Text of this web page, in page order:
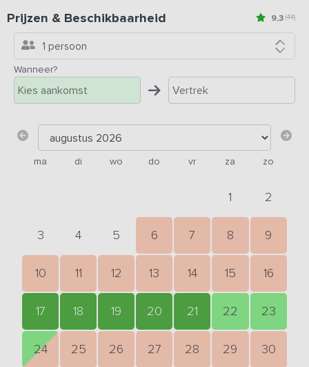
9,3 (44)
Prijzen & Beschikbaarheid
1 persoon
Wanneer?
ma di wo do vr za zo
1 2
3 4 5 6 7 8 9
10 11 12 13 14 15 16
17 18 19 20 21 22 23
24 25 26 27 28 29 30